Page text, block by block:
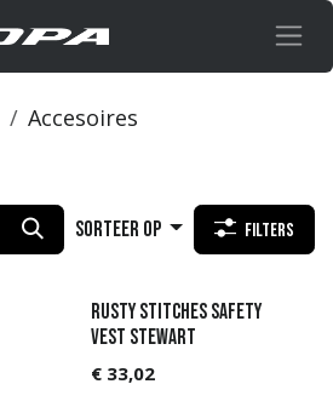
Accesoires
Sorteer op Filters
Rusty Stitches Safety
vest Stewart
€ 33,02